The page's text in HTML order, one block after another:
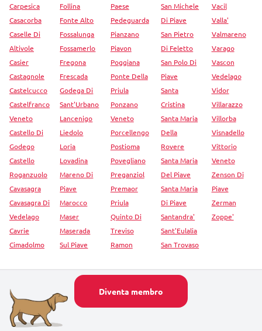
Diventa membro
Carpesica
Casacorba
Caselle Di
Altivole
Casier
Castagnole
Castelcucco
Castelfranco
Veneto
Castello Di
Godego
Castello
Roganzuolo
Cavasagra
Cavasagra Di
Vedelago
Cavrie
Cimadolmo
Follina
Fonte Alto
Fossalunga
Fossamerlo
Fregona
Frescada
Godega Di
Sant'Urbano
Lancenigo
Liedolo
Loria
Lovadina
Mareno Di
Piave
Marocco
Maser
Maserada
Sul Piave
Paese
Pedeguarda
Pianzano
Piavon
Poggiana
Ponte Della
Priula
Ponzano
Veneto
Porcellengo
Postioma
Povegliano
Preganziol
Premaor
Priula
Quinto Di
Treviso
Ramon
San Michele
Di Piave
San Pietro
Di Feletto
San Polo Di
Piave
Santa
Cristina
Santa Maria
Della
Rovere
Santa Maria
Del Piave
Santa Maria
Di Piave
Santandra'
Sant'Eulalia
San Trovaso
Vacil
Valla'
Valmareno
Varago
Vascon
Vedelago
Vidor
Villarazzo
Villorba
Visnadello
Vittorio
Veneto
Zenson Di
Piave
Zerman
Zoppe'